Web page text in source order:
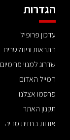
הגדרות
עדכון פרופיל
התראות וניוזלטרים
שדרוג למנוי פרימיום
המייל האדום
פרסמו אצלנו
תקנון האתר
אודות בחזית מדיה